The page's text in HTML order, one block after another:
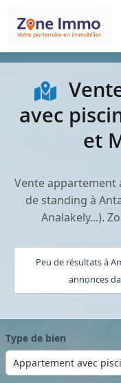
avec
et
Vente appartement
de standing à
Analakely...).
Peu de résultats à
annonces
Type de bien